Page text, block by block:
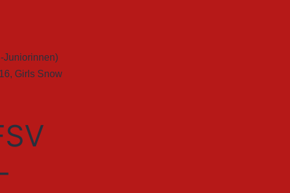
Juniorinnen)
, Girls Snow